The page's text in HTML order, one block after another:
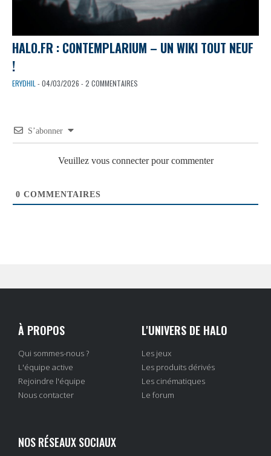
HALO.FR : CONTEMPLARIUM – UN WIKI TOUT NEUF
!
ERYDHIL - 04/03/2026 - 2 COMMENTAIRES
S’abonner
Veuillez vous connecter pour commenter
0 COMMENTAIRES
À PROPOS
Qui sommes-nous ?
L'équipe active
Rejoindre l'équipe
Nous contacter
L'UNIVERS DE HALO
Les jeux
Les produits dérivés
Les cinématiques
Le forum
NOS RÉSEAUX SOCIAUX